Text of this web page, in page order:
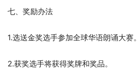
七、奖励办法
1.选送金奖选手参加全球华语朗诵大赛。
2.获奖选手将获得奖牌和奖品。